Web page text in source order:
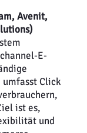
Avenit,
E-
umfasst Click
ist es,
und